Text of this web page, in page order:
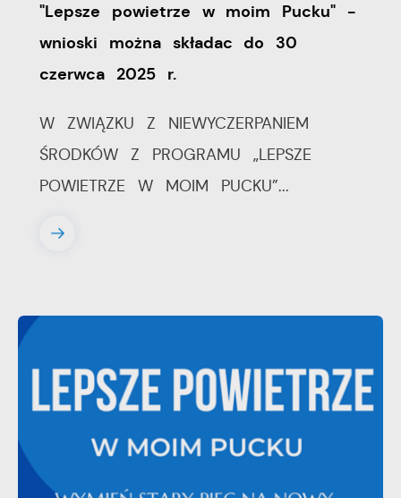
"Lepsze powietrze w moim Pucku" -
wnioski można składac do 30
czerwca 2025 r.
W ZWIĄZKU Z NIEWYCZERPANIEM
ŚRODKÓW Z PROGRAMU „LEPSZE
POWIETRZE W MOIM PUCKU”...